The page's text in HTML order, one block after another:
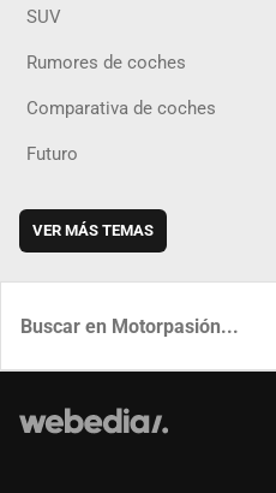
SUV
Rumores de coches
Comparativa de coches
Futuro
VER MÁS TEMAS